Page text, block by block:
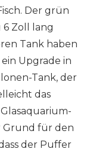
Der grün
Zoll lang
Tank haben
Upgrade in
Tank, der
das
Grund für den
der Puffer